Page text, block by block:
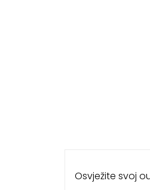
Osvježite svoj